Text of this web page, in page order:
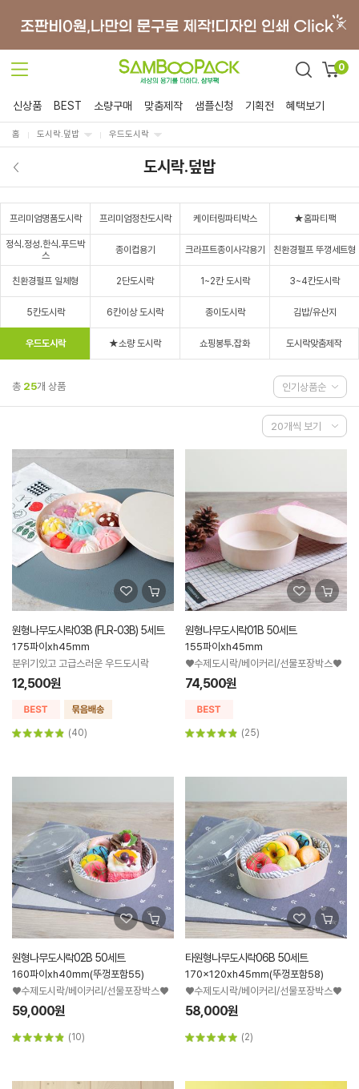
0
신상품 BEST 소량구매 맞춤제작 샘플신청 기획전 혜택보기
홈 도시락.덮밥 우드도시락
도시락.덮밥
프리미엄명품도시락 프리미엄정찬도시락 케이터링파티박스 ★홈파티팩
정식.정성.한식.푸드박
스
종이컵용기 크라프트종이사각용기 친환경펄프 뚜껑세트형
친환경펄프 일체형 2단도시락 1~2칸 도시락 3~4칸도시락
5칸도시락 6칸이상 도시락 종이도시락 김밥/유산지
우드도시락 ★소량 도시락 쇼핑봉투.잡화 도시락맞춤제작
총 25개 상품
원형나무도시락03B (FLR-03B) 5세트
175파이xh45mm
분위기있고 고급스러운 우드도시락
12,500원
(40)
원형나무도시락01B 50세트
155파이xh45mm
♥수제도시락/베이커리/선물포장박스♥
74,500원
(25)
원형나무도시락02B 50세트
160파이xh40mm(뚜껑포함55)
♥수제도시락/베이커리/선물포장박스♥
59,000원
(10)
타원형나무도시락06B 50세트
170x120xh45mm(뚜껑포함58)
♥수제도시락/베이커리/선물포장박스♥
58,000원
(2)